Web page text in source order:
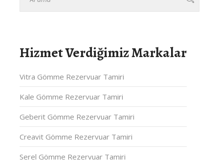
Hizmet Verdiğimiz Markalar
Vitra Gömme Rezervuar Tamiri
Kale Gömme Rezervuar Tamiri
Geberit Gömme Rezervuar Tamiri
Creavit Gömme Rezervuar Tamiri
Serel Gömme Rezervuar Tamiri